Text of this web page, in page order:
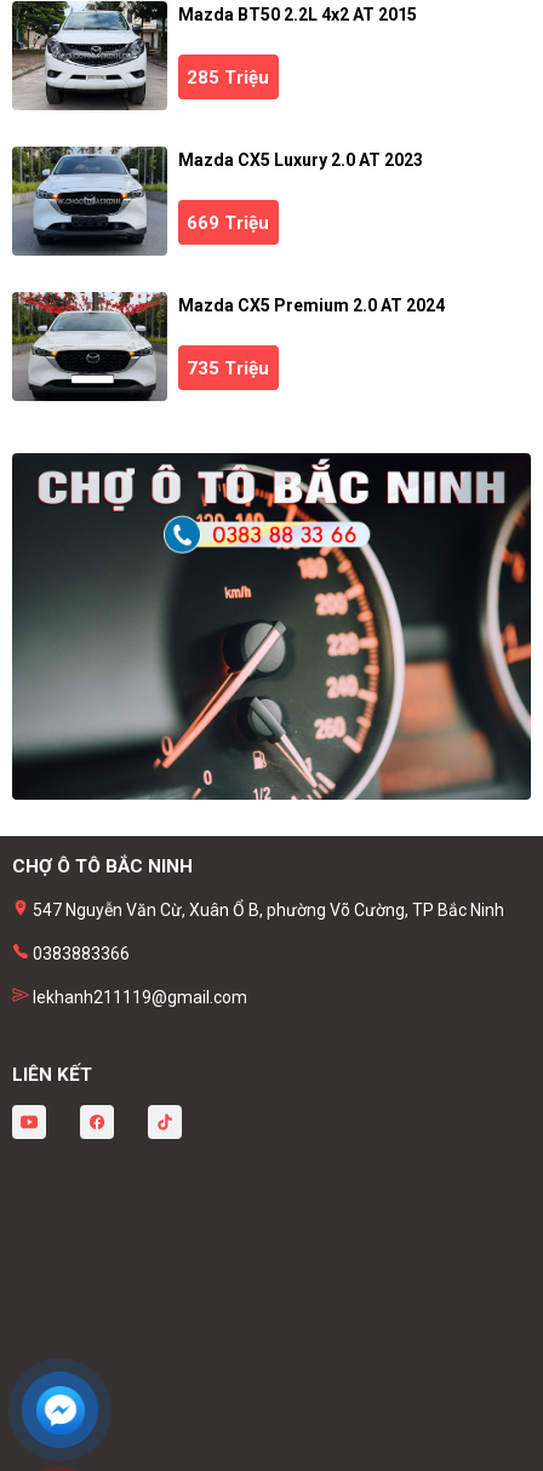
Mazda BT50 2.2L 4x2 AT 2015
285 Triệu
Mazda CX5 Luxury 2.0 AT 2023
669 Triệu
Mazda CX5 Premium 2.0 AT 2024
735 Triệu
CHỢ Ô TÔ BẮC NINH
547 Nguyễn Văn Cừ, Xuân Ổ B, phường Võ Cường, TP Bắc Ninh
0383883366
lekhanh211119@gmail.com
LIÊN KẾT